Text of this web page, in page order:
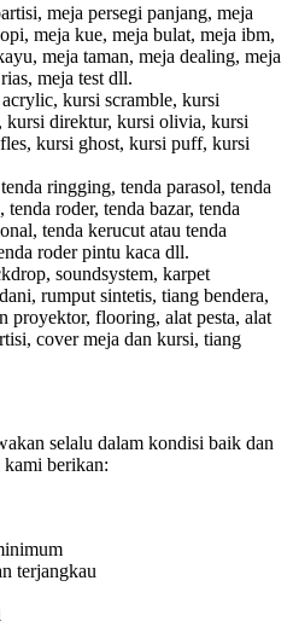
meja persegi panjang, meja
meja kue, meja bulat, meja ibm,
meja taman, meja dealing, meja
meja test dll.
kursi scramble, kursi
kursi direktur, kursi olivia, kursi
kursi ghost, kursi puff, kursi
ringging, tenda parasol, tenda
roder, tenda bazar, tenda
tenda kerucut atau tenda
roder pintu kaca dll.
soundsystem, karpet
rumput sintetis, tiang bendera,
proyektor, flooring, alat pesta, alat
cover meja dan kursi, tiang
selalu dalam kondisi baik dan
berikan:
terjangkau